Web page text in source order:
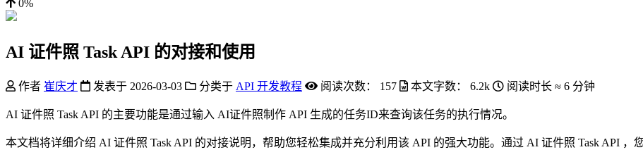
0%
AI 证件照 Task API 的对接和使用
作者 崔庆才 发表于 2026-03-03 分类于 API 开发教程 阅读次数： 157 本文字数： 6.2k 阅读时长 ≈ 6 分钟
AI 证件照 Task API 的主要功能是通过输入 AI证件照制作 API 生成的任务ID来查询该任务的执行情况。
本文档将详细介绍 AI 证件照 Task API 的对接说明，帮助您轻松集成并充分利用该 API 的强大功能。通过 AI 证件照 Task API ，